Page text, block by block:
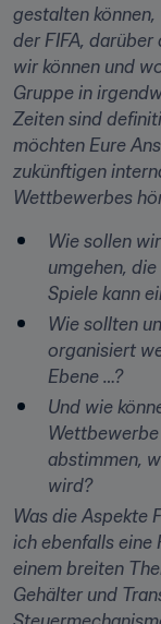
gestalten
der FIFA, darüber
wir können und
Gruppe in
Zeiten sind
möchten Eure
zukünftigen
Wettbewerbes
Wie sollen
umgehen,
Spiele kann
Wie sollten
organisiert
Ebene …?
Und wie
abstimmen,
wird?
Was die Aspekte
ich ebenfalls eine
einem breiten
Gehälter und